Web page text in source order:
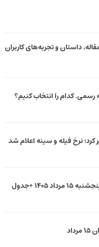
داستان و تجربه‌های کاربران
رسمی. کدام را انتخاب کنیم؟
نرخ فیله و سینه اعلام شد
۱۴۰۵ +جدول